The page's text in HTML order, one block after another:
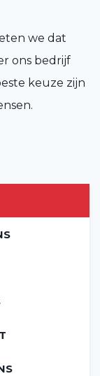
we dat
ons bedrijf
keuze zijn